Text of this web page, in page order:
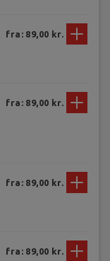
fra: 89,00 kr.
fra: 89,00 kr.
fra: 89,00 kr.
fra: 89,00 kr.